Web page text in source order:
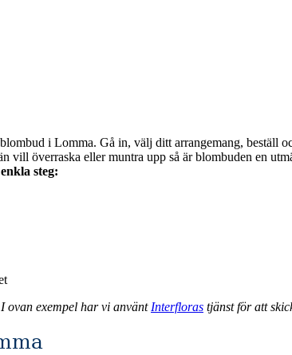
i Lomma. Gå in, välj ditt arrangemang, beställ
steg:
I ovan exempel har vi använt Interfloras tjänst för att